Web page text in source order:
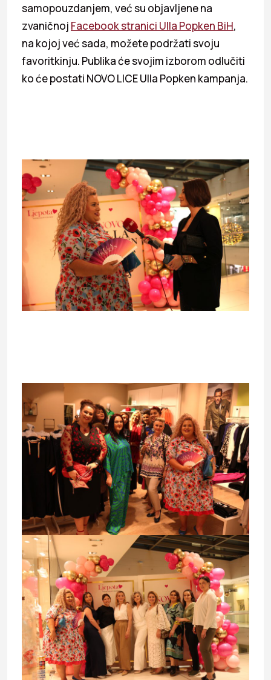
samopouzdanjem, već su objavljene na
zvaničnoj Facebook stranici Ulla Popken BiH,
na kojoj već sada, možete podržati svoju
favoritkinju. Publika će svojim izborom odlučiti
ko će postati NOVO LICE Ulla Popken kampanja.